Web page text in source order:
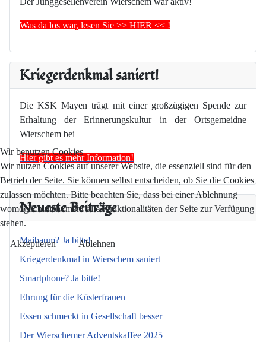
Was da los war, lesen Sie >> HIER << !
Kriegerdenkmal saniert!
Die KSK Mayen trägt mit einer großzügigen Spende zur
Erhaltung der Erinnerungskultur in der Ortsgemeidne
Wierschem bei
Hier gibt es mehr Information!
Neueste Beiträge
Maibaum? Ja bitte!
Kriegerdenkmal in Wierschem saniert
Smartphone? Ja bitte!
Ehrung für die Küsterfrauen
Essen schmeckt in Gesellschaft besser
Der Wierschemer Adventskaffee 2025
Wir benutzen Cookies
Wir nutzen Cookies auf unserer Website, die essenziell sind für den
Betrieb der Seite. Sie können selbst entscheiden, ob Sie die Cookies
zulassen möchten. Bitte beachten Sie, dass bei einer Ablehnung
womöglich nicht mehr alle Funktionalitäten der Seite zur Verfügung
stehen.
Akzeptieren Ablehnen